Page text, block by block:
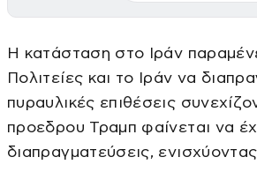
Η κατάσταση στο Ιράν
Πολιτείες και το Ιράν να
πυραυλικές επιθέσεις
προεδρου Τραμπ φαίνεται να
διαπραγματεύσεις,